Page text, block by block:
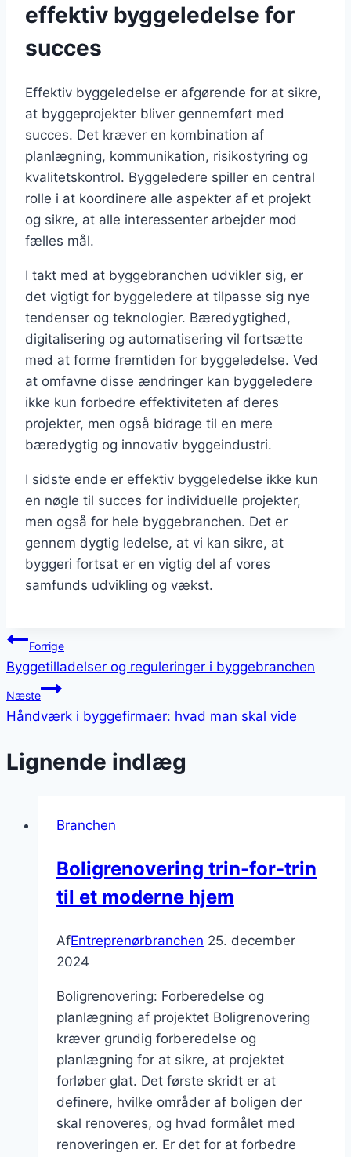
effektiv byggeledelse for
succes
Effektiv byggeledelse er afgørende for at sikre,
at byggeprojekter bliver gennemført med
succes. Det kræver en kombination af
planlægning, kommunikation, risikostyring og
kvalitetskontrol. Byggeledere spiller en central
rolle i at koordinere alle aspekter af et projekt
og sikre, at alle interessenter arbejder mod
fælles mål.
I takt med at byggebranchen udvikler sig, er
det vigtigt for byggeledere at tilpasse sig nye
tendenser og teknologier. Bæredygtighed,
digitalisering og automatisering vil fortsætte
med at forme fremtiden for byggeledelse. Ved
at omfavne disse ændringer kan byggeledere
ikke kun forbedre effektiviteten af deres
projekter, men også bidrage til en mere
bæredygtig og innovativ byggeindustri.
I sidste ende er effektiv byggeledelse ikke kun
en nøgle til succes for individuelle projekter,
men også for hele byggebranchen. Det er
gennem dygtig ledelse, at vi kan sikre, at
byggeri fortsat er en vigtig del af vores
samfunds udvikling og vækst.
Indlægsnavigation
Forrige
Byggetilladelser og reguleringer i byggebranchen
Næste
Håndværk i byggefirmaer: hvad man skal vide
Lignende indlæg
Branchen
Boligrenovering trin-for-trin
til et moderne hjem
AfEntreprenørbranchen 25. december
2024
Boligrenovering: Forberedelse og
planlægning af projektet Boligrenovering
kræver grundig forberedelse og
planlægning for at sikre, at projektet
forløber glat. Det første skridt er at
definere, hvilke områder af boligen der
skal renoveres, og hvad formålet med
renoveringen er. Er det for at forbedre